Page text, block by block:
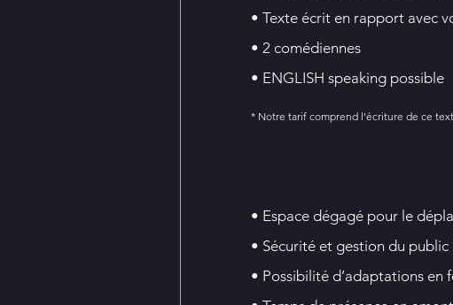
• Texte écrit en rapport avec
• 2 comédiennes
• ENGLISH speaking possible
* Notre tarif comprend l’écriture de ce
• Espace dégagé pour le
• Sécurité et gestion du
• Possibilité d’adaptations en